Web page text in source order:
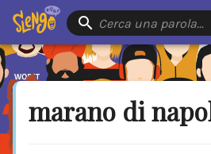
Cerca una parola…
marano di